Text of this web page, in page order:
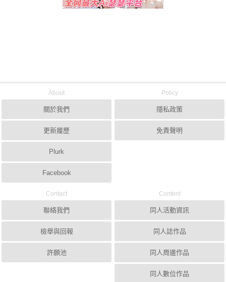
About
關於我們
更新履歷
Plurk
Facebook
Policy
隱私政策
免責聲明
Contact
聯絡我們
檢舉與回報
許願池
Content
同人活動資訊
同人誌作品
同人周邊作品
同人數位作品